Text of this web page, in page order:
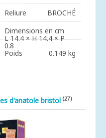
Reliure
BROCHÉ
Dimensions en cm
L 14.4 × H 14.4 × P
0.8
Poids 0.149 kg
d'anatole bristol (27)